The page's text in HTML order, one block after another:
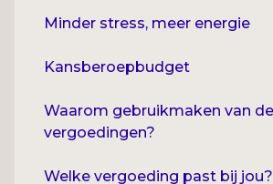
Minder stress, meer energie
Kansberoepbudget
Waarom gebruikmaken van
vergoedingen?
Welke vergoeding past bij jou?